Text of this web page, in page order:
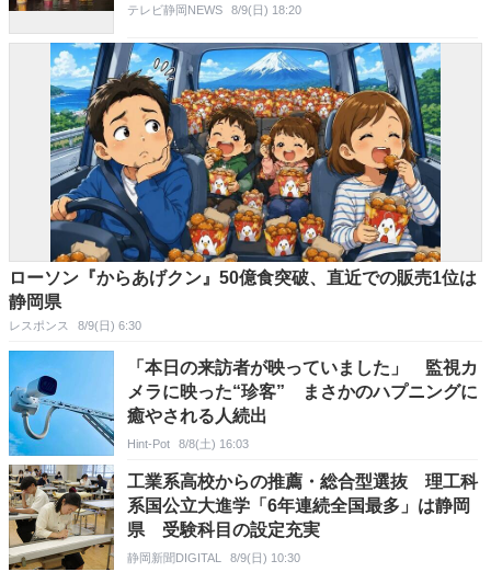
テレビ静岡NEWS 8/9(日) 18:20
ローソン『からあげクン』50億食突破、直近での販売1位は
静岡県
レスポンス 8/9(日) 6:30
「本日の来訪者が映っていました」 監視カ
メラに映った“珍客” まさかのハプニングに
癒やされる人続出
Hint-Pot 8/8(土) 16:03
工業系高校からの推薦・総合型選抜 理工科
系国公立大進学「6年連続全国最多」は静岡
県 受験科目の設定充実
静岡新聞DIGITAL 8/9(日) 10:30